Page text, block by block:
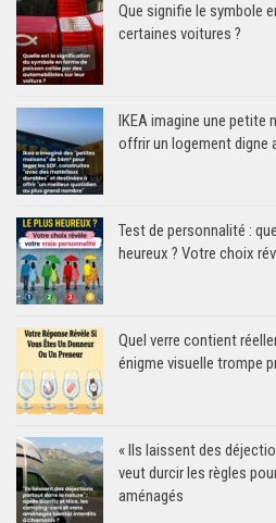
Que signifie le symbole
certaines voitures ?
IKEA imagine une petite
offrir un logement digne
Test de personnalité :
heureux ? Votre choix
Quel verre contient
énigme visuelle trompe
« Ils laissent des
veut durcir les règles
aménagés